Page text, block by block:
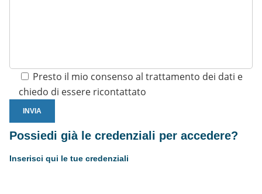
Presto il mio consenso al trattamento dei dati e
chiedo di essere ricontattato
Possiedi già le credenziali per accedere?
Inserisci qui le tue credenziali